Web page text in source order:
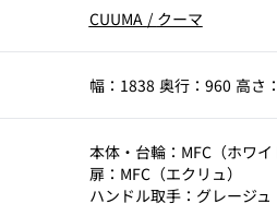
CUUMA / クーマ
幅：1838 奥行：960 高さ
本体・台輪：MFC（ホワイ
扉：MFC（エクリュ）
ハンドル取手：グレージュ